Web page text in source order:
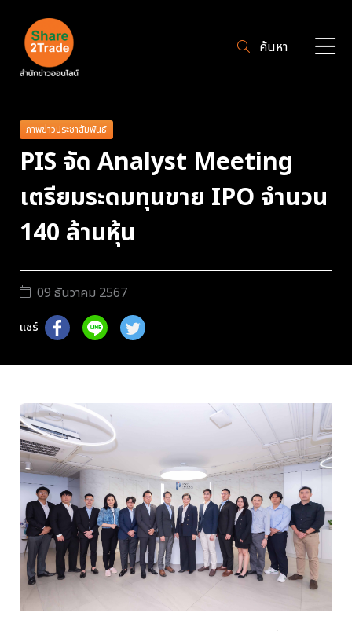
ค้นหา
ภาพข่าวประชาสัมพันธ์
PIS จัด Analyst Meeting
เตรียมระดมทุนขาย IPO จำนวน
140 ล้านหุ้น
09 ธันวาคม 2567
แชร์